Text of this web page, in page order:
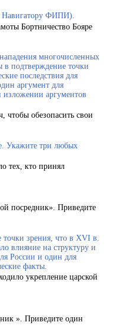
Навигатору ФИПИ).
Бортничество Бояре
многочисленных
в подтверждение точки
последствия для
аргумент для
изложении аргументов
чтобы обезопасить свои
Укажите три любых
тех, кто принял
посредник». Приведите
зрения, что в XVI в.
влияние на структуру и
России и один для
факты.
укрепление царской
». Приведите один